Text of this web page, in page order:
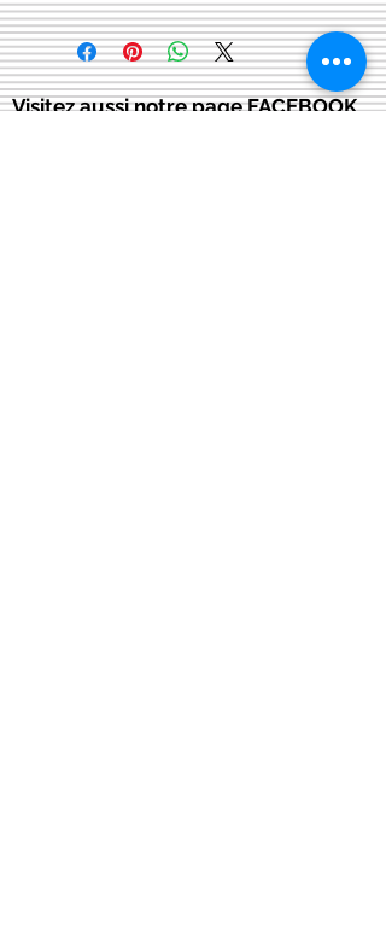
Cliquez ici pour consulter lafiche
technique
Visitez aussi notre page FACEBOOK